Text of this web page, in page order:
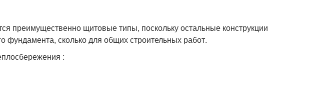
преимущественно щитовые типы, поскольку остальные конструкции
фундамента, сколько для общих строительных работ.
: